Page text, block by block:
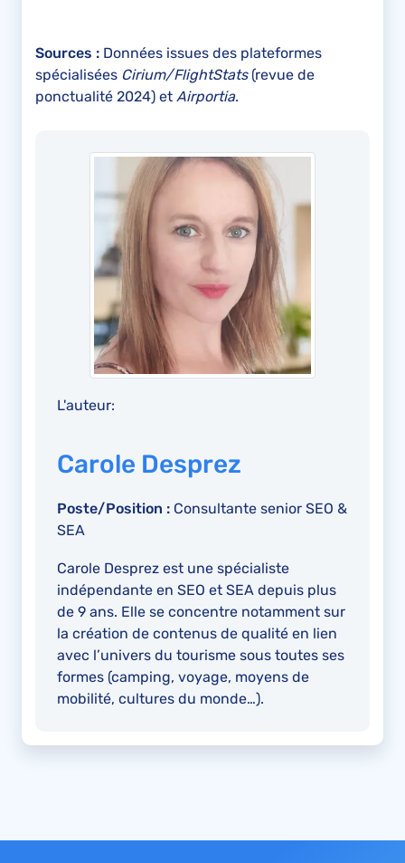
Sources : Données issues des plateformes
spécialisées Cirium/FlightStats(revue de
ponctualité 2024) et Airportia.
L'auteur:
Carole Desprez
Poste/Position : Consultante senior SEO &
SEA
Carole Desprez est une spécialiste
indépendante en SEO et SEA depuis plus
de 9 ans. Elle se concentre notamment sur
la création de contenus de qualité en lien
avec l’univers du tourisme sous toutes ses
formes (camping, voyage, moyens de
mobilité, cultures du monde…).